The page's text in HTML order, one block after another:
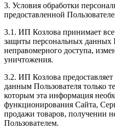
3. Условия обработки
предоставленной
3.1. ИП Козлова принимает
защиты персональных данных
неправомерного доступа,
уничтожения.
3.2. ИП Козлова
данным Пользователя только
которым эта информация
функционирования Сайта,
продажи товаров, получении
Пользователем.